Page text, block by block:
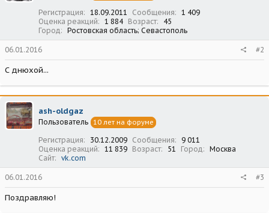
Регистрация 18.09.2011 Сообщения
1 409
Оценка реакций
1 884 Возраст
45
Город
Ростовская область; Севастополь
06.01.2016 #2
С днюхой...
ash-oldgaz
Пользователь 10 лет на форуме
Регистрация 30.12.2009 Сообщения
9 011
Оценка реакций
11 839 Возраст 51 Город
Москва
Сайт
vk.com
06.01.2016 #3
Поздравляю!